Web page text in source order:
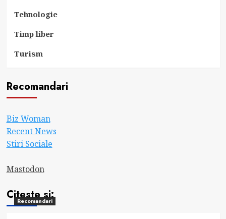
Tehnologie
Timp liber
Turism
Recomandari
Biz Woman
Recent News
Stiri Sociale
Mastodon
Citeste si:
Recomandari